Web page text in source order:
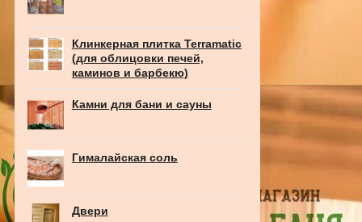
Клинкерная плитка Terramatic
(для облицовки печей,
каминов и барбекю)
Камни для бани и сауны
Гималайская соль
Двери